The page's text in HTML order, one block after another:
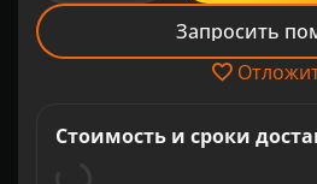
Запросить
Стоимость и сроки